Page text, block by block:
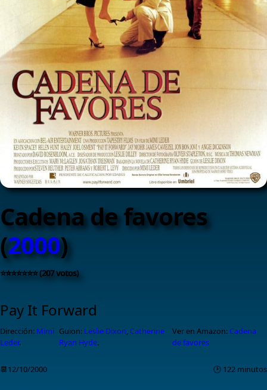
Cadena de favores
(2000)
⭐⭐⭐⭐⭐⭐⭐ (207 votos)
Pay It Forward
Dirección: Mimi
Leder.
Guion: Leslie Dixon,Catherine
Ryan Hyde.
Ver en Amazon:Cadena
de favores
📆12/10/2000 🕑 122 minutos